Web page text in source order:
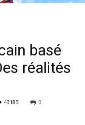
basé
réalités
43185 0